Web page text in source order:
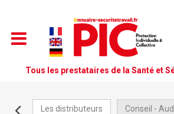
Tous les prestataires de la Santé et
Les distributeurs Conseil -